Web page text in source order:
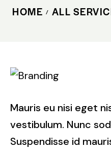
HOME ALL
Mauris eu nisi eget
vestibulum. Nunc
Suspendisse id